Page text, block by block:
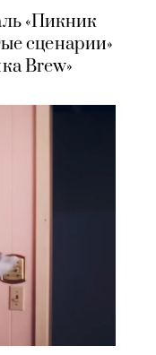
«Пикник
сценарии»
Brew»